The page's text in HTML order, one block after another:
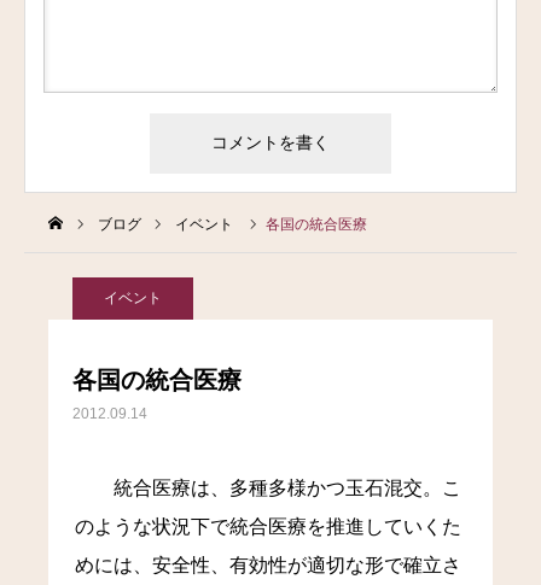
ブログ イベント 各国の統合医療
イベント
各国の統合医療
2012.09.14
統合医療は、多種多様かつ玉石混交。こ
のような状況下で統合医療を推進していくた
めには、安全性、有効性が適切な形で確立さ